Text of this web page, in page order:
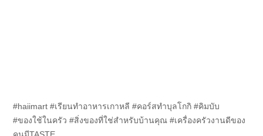
#haiimart #เรียนทำอาหารเกาหลี #คอร์สทำบุลโกกิ #คิมบับ
#ของใช้ในครัว #สิ่งของที่ใช่สำหรับบ้านคุณ #เครื่องครัวงานดีของ